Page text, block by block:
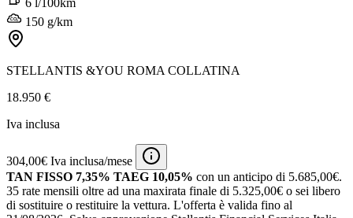
6 l/100km
150 g/km
STELLANTIS &YOU ROMA COLLATINA
18.950 €
Iva inclusa
304,00€ Iva inclusa/mese
TAN FISSO 7,35% TAEG 10,05% con un anticipo di 5.685,00€.
35 rate mensili oltre ad una maxirata finale di 5.325,00€ o sei libero
di sostituire o restituire la vettura. L'offerta è valida fino al